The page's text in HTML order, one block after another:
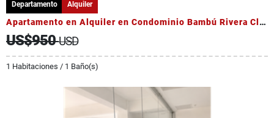
Departamento Alquiler
Apartamento en Alquiler en Condominio Bambú Rivera Club
US$950USD
1 Habitaciones / 1 Baño(s)